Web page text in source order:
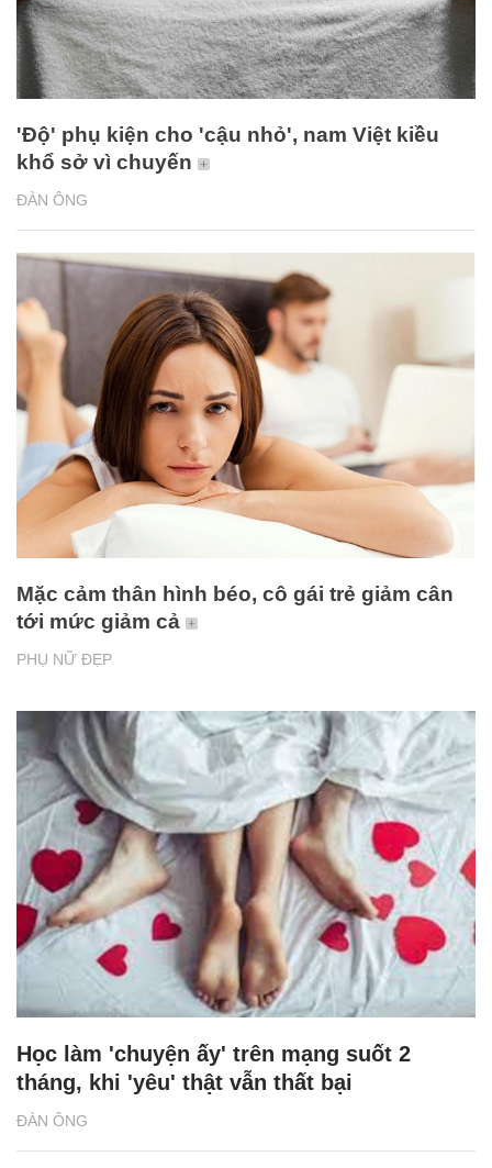
ĐÀN ÔNG
'Độ' phụ kiện cho 'cậu nhỏ', nam Việt kiều
khổ sở vì chuyến
PHỤ NỮ ĐẸP
Mặc cảm thân hình béo, cô gái trẻ giảm cân
tới mức giảm cả
ĐÀN ÔNG
Học làm 'chuyện ấy' trên mạng suốt 2
tháng, khi 'yêu' thật vẫn thất bại